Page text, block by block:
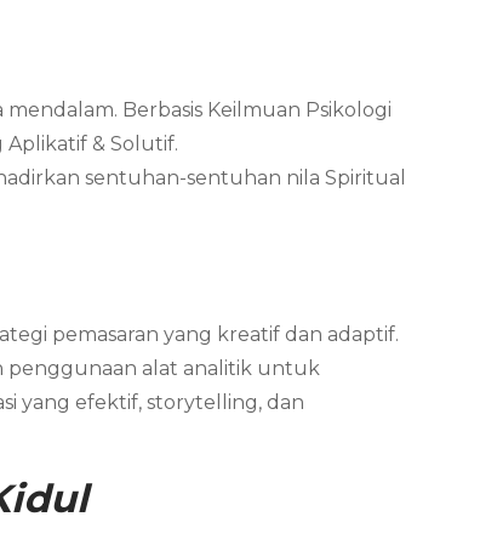
Berbasis Keilmuan Psikologi
& Solutif.
sentuhan-sentuhan nila Spiritual
pemasaran yang kreatif dan adaptif.
penggunaan alat analitik untuk
yang efektif, storytelling, dan